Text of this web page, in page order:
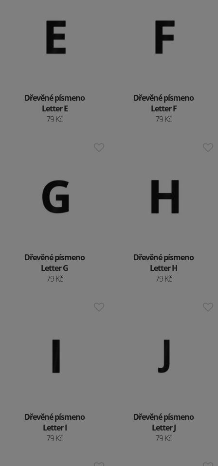
Dřevěné písmeno
Letter E
79 Kč
Dřevěné písmeno
Letter F
79 Kč
Dřevěné písmeno
Letter G
79 Kč
Dřevěné písmeno
Letter H
79 Kč
Dřevěné písmeno
Letter I
79 Kč
Dřevěné písmeno
Letter J
79 Kč